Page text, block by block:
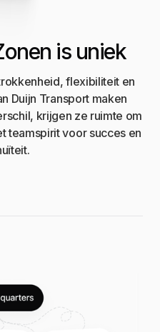
is uniek
flexibiliteit en
Duijn Transport maken
krijgen ze ruimte om
teamspirit voor succes en